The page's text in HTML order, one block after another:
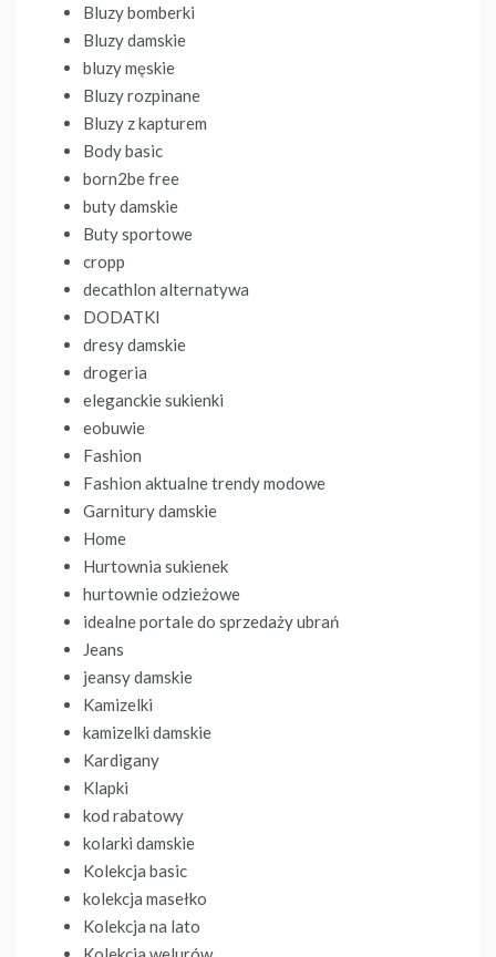
Bluzy bomberki
Bluzy damskie
bluzy męskie
Bluzy rozpinane
Bluzy z kapturem
Body basic
born2be free
buty damskie
Buty sportowe
cropp
decathlon alternatywa
DODATKI
dresy damskie
drogeria
eleganckie sukienki
eobuwie
Fashion
Fashion aktualne trendy modowe
Garnitury damskie
Home
Hurtownia sukienek
hurtownie odzieżowe
idealne portale do sprzedaży ubrań
Jeans
jeansy damskie
Kamizelki
kamizelki damskie
Kardigany
Klapki
kod rabatowy
kolarki damskie
Kolekcja basic
kolekcja masełko
Kolekcja na lato